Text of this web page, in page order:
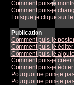
Comment puis-je
Comment puis-je
Lorsque je clique sur
Publication
Comment puis-je
Comment puis-je
Comment puis-je
Comment puis-je créer
Comment puis-je
Pourquoi ne puis-je
Pourquoi ne puis-je